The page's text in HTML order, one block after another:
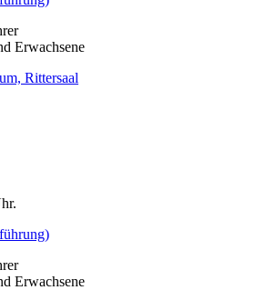
Erwachsene
Rittersaal
Erwachsene